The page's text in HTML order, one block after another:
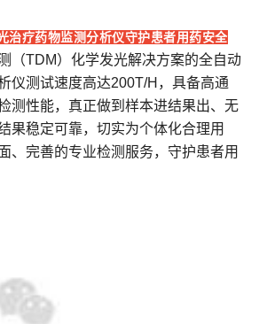
治疗药物监测分析仪守护患者用药安全
（TDM）化学发光解决方案的全自动
仪测试速度高达200T/H，具备高通
测性能，真正做到样本进结果出、无
果稳定可靠，切实为个体化合理用
、完善的专业检测服务，守护患者用